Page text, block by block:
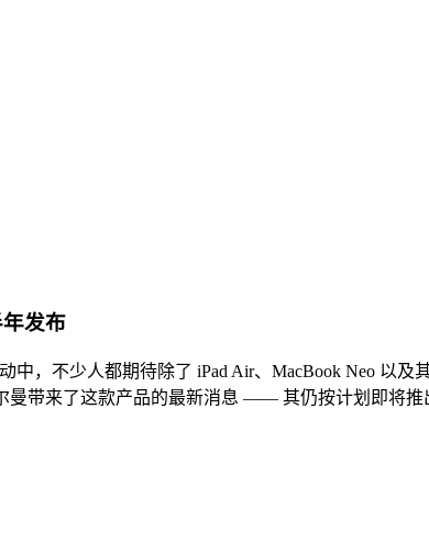
发布
，不少人都期待除了 iPad Air、MacBook Neo 以及
曼带来了这款产品的最新消息 —— 其仍按计划即将推